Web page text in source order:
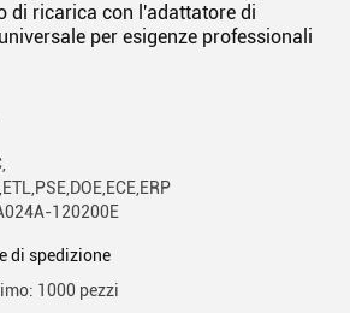
di ricarica con l'adattatore di
per esigenze professionali
120200E
di spedizione
1000 pezzi